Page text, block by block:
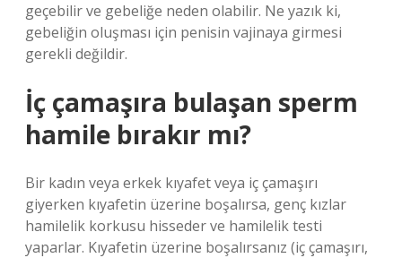
geçebilir ve gebeliğe neden olabilir. Ne yazık ki,
gebeliğin oluşması için penisin vajinaya girmesi
gerekli değildir.
İç çamaşıra bulaşan sperm
hamile bırakır mı?
Bir kadın veya erkek kıyafet veya iç çamaşırı
giyerken kıyafetin üzerine boşalırsa, genç kızlar
hamilelik korkusu hisseder ve hamilelik testi
yaparlar. Kıyafetin üzerine boşalırsanız (iç çamaşırı,